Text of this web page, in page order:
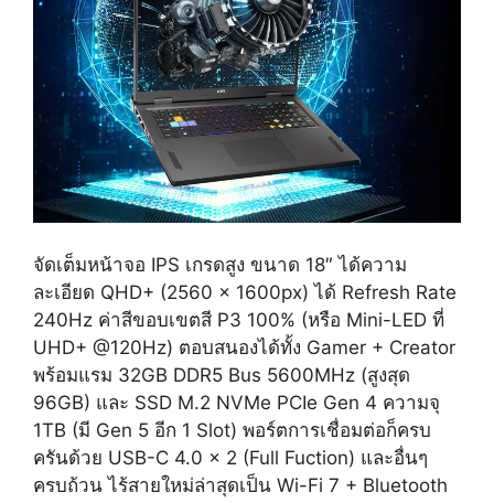
จัดเต็มหน้าจอ IPS เกรดสูง ขนาด 18″ ได้ความ
ละเอียด QHD+ (2560 x 1600px) ได้ Refresh Rate
240Hz ค่าสีขอบเขตสี P3 100% (หรือ Mini-LED ที่
UHD+ @120Hz) ตอบสนองได้ทั้ง Gamer + Creator
พร้อมแรม 32GB DDR5 Bus 5600MHz (สูงสุด
96GB) และ SSD M.2 NVMe PCIe Gen 4 ความจุ
1TB (มี Gen 5 อีก 1 Slot) พอร์ตการเชื่อมต่อก็ครบ
ครันด้วย USB-C 4.0 x 2 (Full Fuction) และอื่นๆ
ครบถ้วน ไร้สายใหม่ล่าสุดเป็น Wi-Fi 7 + Bluetooth